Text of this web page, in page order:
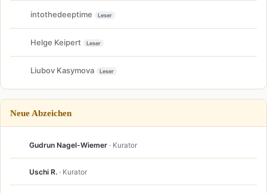
intothedeeptime Leser
Helge Keipert Leser
Liubov Kasymova Leser
Neue Abzeichen
Gudrun Nagel-Wiemer · Kurator
Uschi R. · Kurator